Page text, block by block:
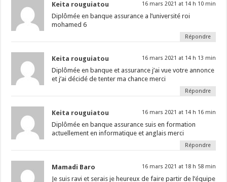
Keita rouguiatou 16 mars 2021 at 14 h 10 min
Diplômée en banque assurance a l’université roi
mohamed 6
Répondre
Keita rouguiatou 16 mars 2021 at 14 h 13 min
Diplômée en banque et assurance j’ai vue votre annonce
et j’ai décidé de tenter ma chance merci
Répondre
Keita rouguiatou 16 mars 2021 at 14 h 16 min
Diplômée en banque assurance suis en formation
actuellement en informatique et anglais merci
Répondre
Mamadi Baro 16 mars 2021 at 18 h 58 min
Je suis ravi et serais je heureux de faire partir de l’équipe